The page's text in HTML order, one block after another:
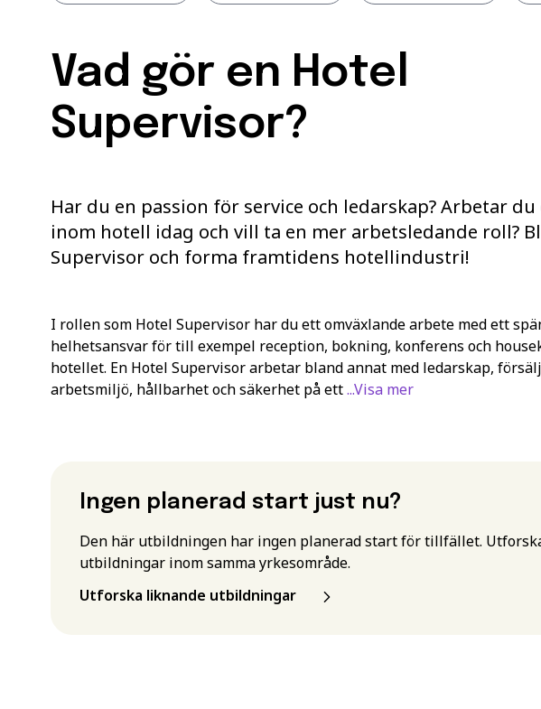
Vad gör en Hotel
Supervisor?
Har du en passion för service och ledarskap? Arbetar
inom hotell idag och vill ta en mer arbetsledande roll?
Supervisor och forma framtidens hotellindustri!
I rollen som Hotel Supervisor har du ett omväxlande arbete med ett
helhetsansvar för till exempel reception, bokning, konferens och
hotellet. En Hotel Supervisor arbetar bland annat med ledarskap,
arbetsmiljö, hållbarhet och säkerhet på ett...Visa mer
Ingen planerad start just nu?
Den här utbildningen har ingen planerad start för tillfället.
utbildningar inom samma yrkesområde.
Utforska liknande utbildningar